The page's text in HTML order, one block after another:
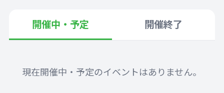
開催中・予定 開催終了
現在開催中・予定のイベントはありません。